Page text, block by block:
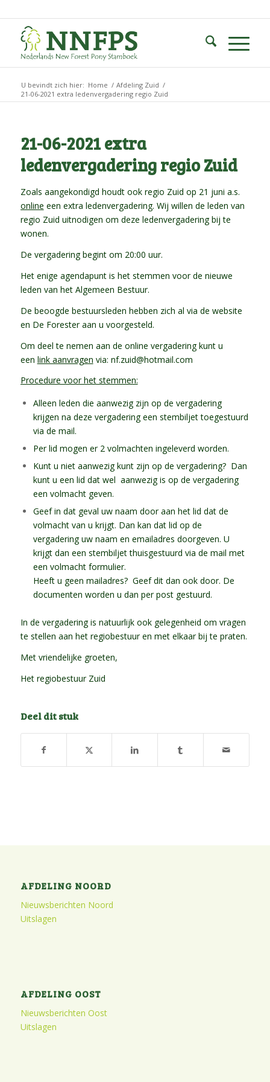
U bevindt zich hier: Home / Afdeling Zuid /
21-06-2021 extra ledenvergadering regio Zuid
21-06-2021 extra
ledenvergadering regio Zuid
Zoals aangekondigd houdt ook regio Zuid op 21 juni a.s.
online een extra ledenvergadering. Wij willen de leden van
regio Zuid uitnodigen om deze ledenvergadering bij te
wonen.
De vergadering begint om 20:00 uur.
Het enige agendapunt is het stemmen voor de nieuwe
leden van het Algemeen Bestuur.
De beoogde bestuursleden hebben zich al via de website
en De Forester aan u voorgesteld.
Om deel te nemen aan de online vergadering kunt u
een link aanvragen via: nf.zuid@hotmail.com
Procedure voor het stemmen:
Alleen leden die aanwezig zijn op de vergadering
krijgen na deze vergadering een stembiljet toegestuurd
via de mail.
Per lid mogen er 2 volmachten ingeleverd worden.
Kunt u niet aanwezig kunt zijn op de vergadering? Dan
kunt u een lid dat wel aanwezig is op de vergadering
een volmacht geven.
Geef in dat geval uw naam door aan het lid dat de
volmacht van u krijgt. Dan kan dat lid op de
vergadering uw naam en emailadres doorgeven. U
krijgt dan een stembiljet thuisgestuurd via de mail met
een volmacht formulier.
Heeft u geen mailadres? Geef dit dan ook door. De
documenten worden u dan per post gestuurd.
In de vergadering is natuurlijk ook gelegenheid om vragen
te stellen aan het regiobestuur en met elkaar bij te praten.
Met vriendelijke groeten,
Het regiobestuur Zuid
Deel dit stuk
AFDELING NOORD
Nieuwsberichten Noord
Uitslagen
AFDELING OOST
Nieuwsberichten Oost
Uitslagen